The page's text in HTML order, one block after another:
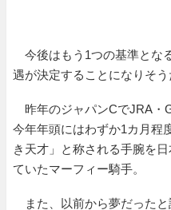
今後はもう1つの基準とな
遇が決定することになりそう
昨年のジャパンCでJRA・
今年年頭にはわずか1カ月程
き天才」と称される手腕を
ていたマーフィー騎手。
また、以前から夢だった